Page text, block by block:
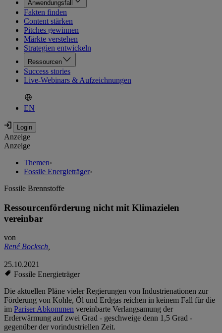
Anwendungsfall
Fakten finden
Content stärken
Pitches gewinnen
Märkte verstehen
Strategien entwickeln
Ressourcen
Success stories
Live-Webinars & Aufzeichnungen
EN
Anzeige
Anzeige
Themen›
Fossile Energieträger›
Fossile Brennstoffe
Ressourcenförderung nicht mit Klimazielen
vereinbar
von
René Bocksch,
25.10.2021
Fossile Energieträger
Die aktuellen Pläne vieler Regierungen von Industrienationen zur
Förderung von Kohle, Öl und Erdgas reichen in keinem Fall für die
im Pariser Abkommen vereinbarte Verlangsamung der
Erderwärmung auf zwei Grad - geschweige denn 1,5 Grad -
gegenüber der vorindustriellen Zeit.